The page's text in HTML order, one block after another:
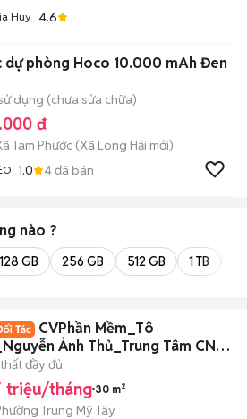
Huy 4.6
dự phòng Hoco 10.000 mAh Đen
dụng (chưa sửa chữa)
đ
Tam Phước (Xã Long Hải mới)
1.0 4đã bán
nào ?
128 GB 256 GB 512 GB 1 TB
CVPhần Mềm_Tô
Ảnh Thủ_Trung Tâm CN
Học_Phòng Gác Đủ NT
đầy đủ
triệu/tháng 30 m²
Trung Mỹ Tây